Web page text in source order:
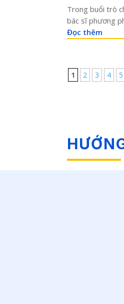
Trong buổi trò
bác sĩ phương
Đọc thêm
1 2 3 4 5